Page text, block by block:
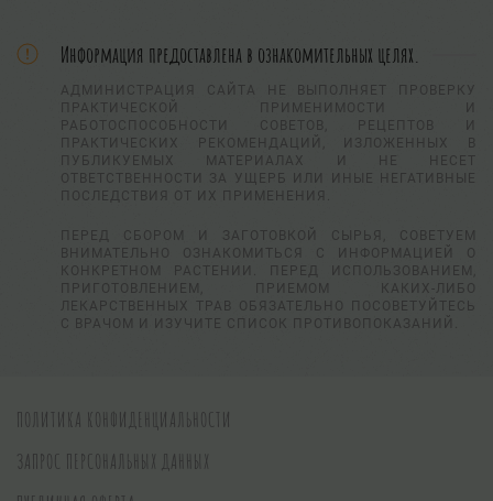
Информация предоставлена в ознакомительных целях.
АДМИНИСТРАЦИЯ САЙТА НЕ ВЫПОЛНЯЕТ ПРОВЕРКУ
ПРАКТИЧЕСКОЙ ПРИМЕНИМОСТИ И
РАБОТОСПОСОБНОСТИ СОВЕТОВ, РЕЦЕПТОВ И
ПРАКТИЧЕСКИХ РЕКОМЕНДАЦИЙ, ИЗЛОЖЕННЫХ В
ПУБЛИКУЕМЫХ МАТЕРИАЛАХ И НЕ НЕСЕТ
ОТВЕТСТВЕННОСТИ ЗА УЩЕРБ ИЛИ ИНЫЕ НЕГАТИВНЫЕ
ПОСЛЕДСТВИЯ ОТ ИХ ПРИМЕНЕНИЯ.
ПЕРЕД СБОРОМ И ЗАГОТОВКОЙ СЫРЬЯ, СОВЕТУЕМ
ВНИМАТЕЛЬНО ОЗНАКОМИТЬСЯ С ИНФОРМАЦИЕЙ О
КОНКРЕТНОМ РАСТЕНИИ. ПЕРЕД ИСПОЛЬЗОВАНИЕМ,
ПРИГОТОВЛЕНИЕМ, ПРИЕМОМ КАКИХ-ЛИБО
ЛЕКАРСТВЕННЫХ ТРАВ ОБЯЗАТЕЛЬНО ПОСОВЕТУЙТЕСЬ
С ВРАЧОМ И ИЗУЧИТЕ СПИСОК ПРОТИВОПОКАЗАНИЙ.
ПОЛИТИКА КОНФИДЕНЦИАЛЬНОСТИ
ЗАПРОС ПЕРСОНАЛЬНЫХ ДАННЫХ